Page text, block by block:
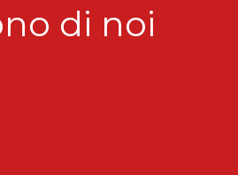
di noi